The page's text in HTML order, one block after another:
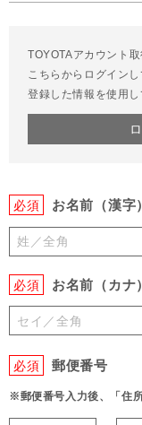
TOYOTAアカウント
こちらからログインし
登録した情報を使用し
必須 お名前（漢字）
必須 お名前（カナ）
必須 郵便番号
※郵便番号入力後、「住